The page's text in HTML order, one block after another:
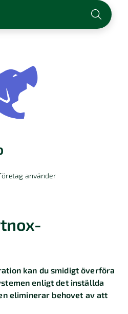
använder
kan du smidigt överföra
enligt det inställda
eliminerar behovet av att